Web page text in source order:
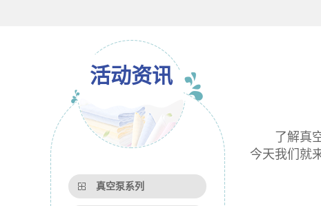
活动资讯
真空泵系列
了解真空
今天我们就